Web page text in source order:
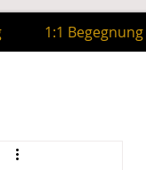
1:1 Begegnung